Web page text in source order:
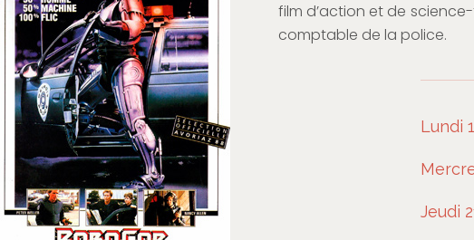
film d’action et de
comptable de la police.
Lundi
Jeudi